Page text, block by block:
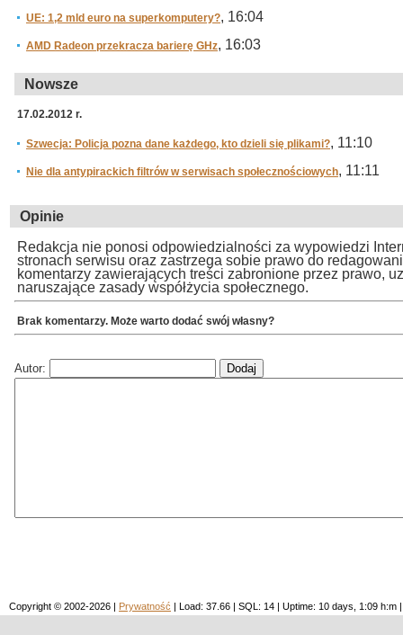
UE: 1,2 mld euro na superkomputery?, 16:04
AMD Radeon przekracza barierę GHz, 16:03
Nowsze
17.02.2012 r.
Szwecja: Policja pozna dane każdego, kto dzieli się plikami?, 11:10
Nie dla antypirackich filtrów w serwisach społecznościowych, 11:11
Opinie
Redakcja nie ponosi odpowiedzialności za wypowiedzi
stronach serwisu oraz zastrzega sobie prawo do
komentarzy zawierających treści zabronione przez prawo,
naruszające zasady współżycia społecznego.
Brak komentarzy. Może warto dodać swój własny?
Autor:
Copyright © 2002-2026 | Prywatność | Load: 37.66 | SQL: 14 | Uptime: 10 days, 1:09